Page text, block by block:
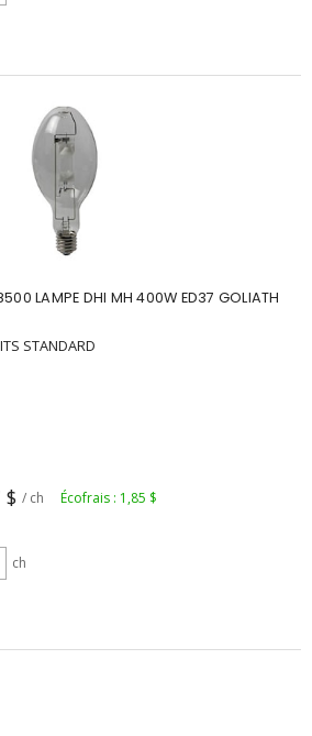
LAMPE DHI MH 400W ED37 GOLIATH
STANDARD
$ / ch Écofrais : 1,85 $
ch